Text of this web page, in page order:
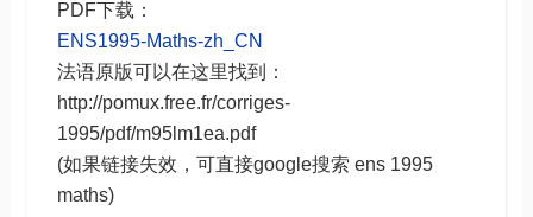
PDF下载：
ENS1995-Maths-zh_CN
法语原版可以在这里找到：
http://pomux.free.fr/corriges-
1995/pdf/m95lm1ea.pdf
(如果链接失效，可直接google搜索 ens 1995
maths)